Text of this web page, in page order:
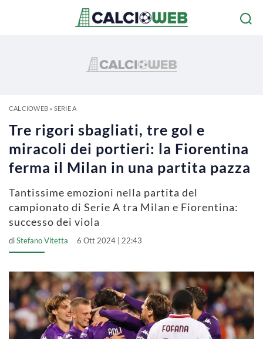
CALCIOWEB» SERIE A
Tre rigori sbagliati, tre gol e
miracoli dei portieri: la Fiorentina
ferma il Milan in una partita pazza
Tantissime emozioni nella partita del
campionato di Serie A tra Milan e Fiorentina:
successo dei viola
diStefano Vitetta 6 Ott 2024 | 22:43